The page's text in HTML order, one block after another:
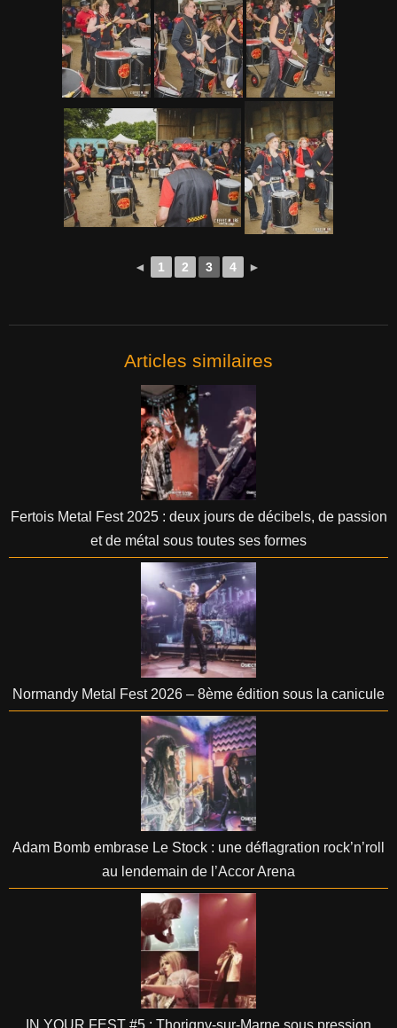
◄ 1 2 3 4 ►
Articles similaires
Fertois Metal Fest 2025 : deux jours de décibels, de passion
et de métal sous toutes ses formes
Normandy Metal Fest 2026 – 8ème édition sous la canicule
Adam Bomb embrase Le Stock : une déflagration rock’n’roll
au lendemain de l’Accor Arena